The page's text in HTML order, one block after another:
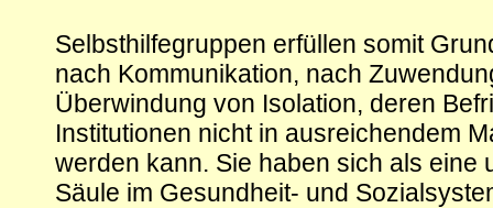
Selbsthilfegruppen erfüllen somit
nach Kommunikation, nach
Überwindung von Isolation, deren
Institutionen nicht in ausreichendem
werden kann. Sie haben sich als eine
Säule im Gesundheit- und